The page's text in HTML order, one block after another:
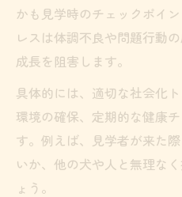
かも見学時のチェックポイ
レスは体調不良や問題行動
成長を阻害します。
具体的には、適切な社会化
環境の確保、定期的な健康
す。例えば、見学者が来た
いか、他の犬や人と無理な
ょう。